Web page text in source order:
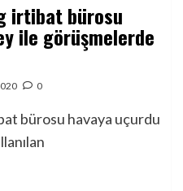
irtibat bürosu
ile görüşmelerde
0